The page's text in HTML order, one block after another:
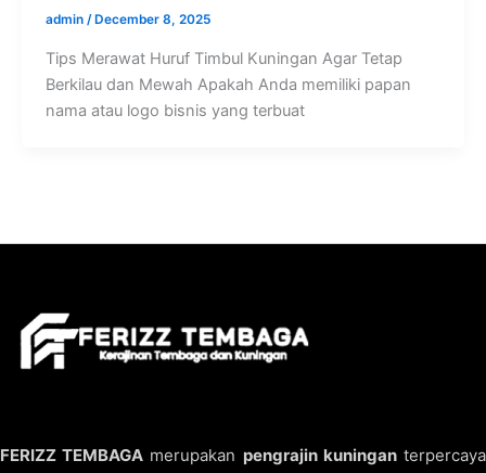
admin / December 8, 2025
Tips Merawat Huruf Timbul Kuningan Agar Tetap
Berkilau dan Mewah Apakah Anda memiliki papan
nama atau logo bisnis yang terbuat
FERIZZ TEMBAGA merupakan pengrajin kuninganterpercaya